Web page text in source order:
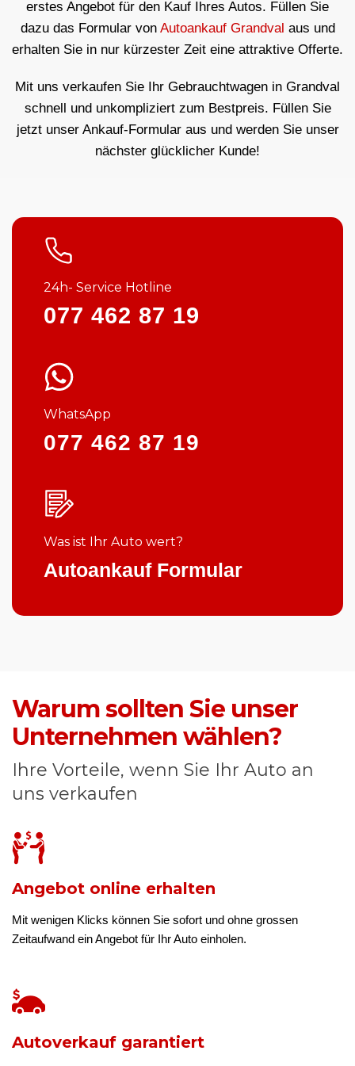
erstes Angebot für den Kauf Ihres Autos. Füllen Sie
dazu das Formular von Autoankauf Grandval aus und
erhalten Sie in nur kürzester Zeit eine attraktive Offerte.
Mit uns verkaufen Sie Ihr Gebrauchtwagen in Grandval
schnell und unkompliziert zum Bestpreis. Füllen Sie
jetzt unser Ankauf-Formular aus und werden Sie unser
nächster glücklicher Kunde!
24h- Service Hotline
077 462 87 19
WhatsApp
077 462 87 19
Was ist Ihr Auto wert?
Autoankauf Formular
Warum sollten Sie unser
Unternehmen wählen?
Ihre Vorteile, wenn Sie Ihr Auto an
uns verkaufen
Angebot online erhalten
Mit wenigen Klicks können Sie sofort und ohne grossen
Zeitaufwand ein Angebot für Ihr Auto einholen.
Autoverkauf garantiert